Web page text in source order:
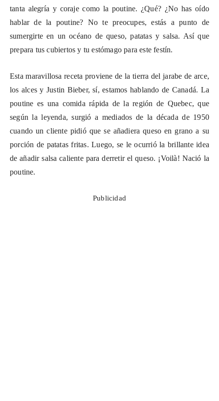
tanta alegría y coraje como la poutine. ¿Qué? ¿No has oído
hablar de la poutine? No te preocupes, estás a punto de
sumergirte en un océano de queso, patatas y salsa. Así que
prepara tus cubiertos y tu estómago para este festín.
Esta maravillosa receta proviene de la tierra del jarabe de arce,
los alces y Justin Bieber, sí, estamos hablando de Canadá. La
poutine es una comida rápida de la región de Quebec, que
según la leyenda, surgió a mediados de la década de 1950
cuando un cliente pidió que se añadiera queso en grano a su
porción de patatas fritas. Luego, se le ocurrió la brillante idea
de añadir salsa caliente para derretir el queso. ¡Voilà! Nació la
poutine.
Publicidad